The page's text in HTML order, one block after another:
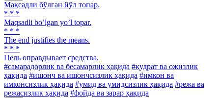
Мақсадли бўлган йўл топар.
* * *
Maqsadli boʼlgan yoʼl topar.
* * *
The end justifies the means.
* * *
Цель оправдывает средства.
#самарадорлик ва бесамарлик ҳақида #қудрат ва ожизлик
ҳақида #ишонч ва ишончсизлик ҳақида #имкон ва
имконсизлик ҳақида #умид ва умидсизлик ҳақида #режа ва
режасизлик ҳақида #фойда ва зарар ҳақида